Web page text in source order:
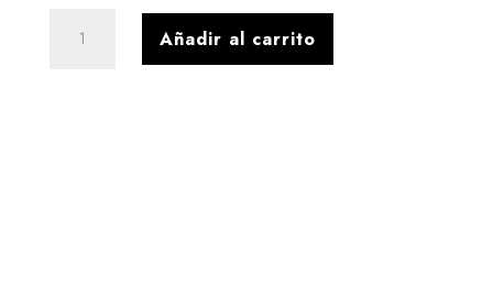
WESTERM
Añadir al carrito